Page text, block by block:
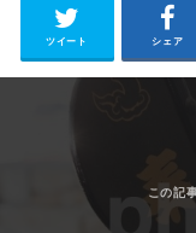
ツイート シェア